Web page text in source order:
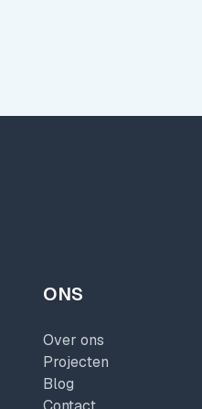
ONS
Over ons
Projecten
Blog